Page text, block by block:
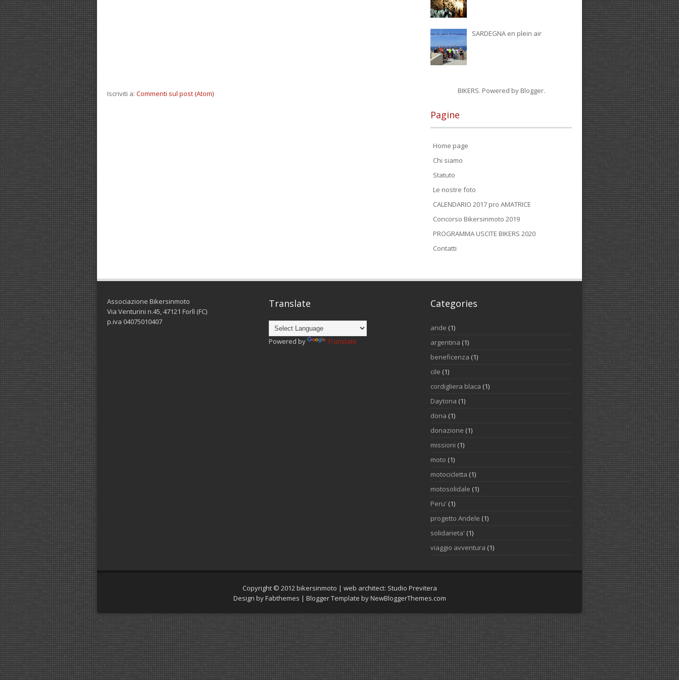
Iscriviti a: Commenti sul post (Atom)
SARDEGNA en plein air
BIKERS. Powered by Blogger.
Pagine
Home page
Chi siamo
Statuto
Le nostre foto
CALENDARIO 2017 pro AMATRICE
Concorso Bikersinmoto 2019
PROGRAMMA USCITE BIKERS 2020
Contatti
Associazione Bikersinmoto
Via Venturini n.45, 47121 Forlì (FC)
p.iva 04075010407
Translate
Powered by Translate
Categories
ande (1)
argentina (1)
beneficenza (1)
cile (1)
cordigliera blaca (1)
Daytona (1)
dona (1)
donazione (1)
missioni (1)
moto (1)
motocicletta (1)
motosolidale (1)
Peru' (1)
progetto Andele (1)
solidarieta' (1)
viaggio avventura (1)
Copyright © 2012 bikersinmoto | web architect: Studio Previtera
Design byFabthemes | Blogger Template byNewBloggerThemes.com